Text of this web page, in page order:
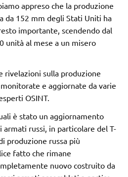
appreso che la produzione
da 152 mm degli Stati Uniti ha
importante, scendendo dal
unità al mese a un misero
rivelazioni sulla produzione
e aggiornate da varie
OSINT.
è stato un aggiornamento
armati russi, in particolare del T-
produzione russa più
fatto che rimane
nuovo costruito da